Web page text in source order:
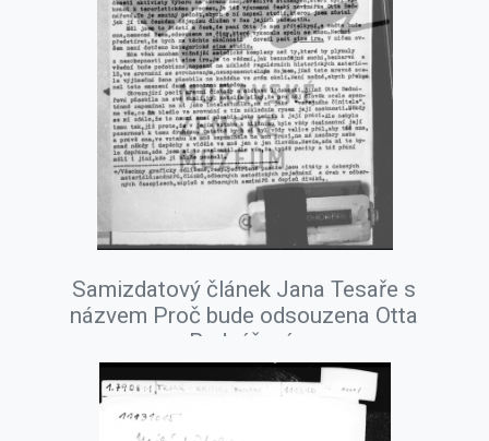
Samizdatový článek Jana Tesaře s
názvem Proč bude odsouzena Otta
Bednářová.